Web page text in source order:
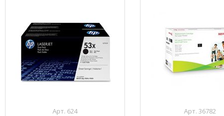
Арт. 624
Арт. 36782